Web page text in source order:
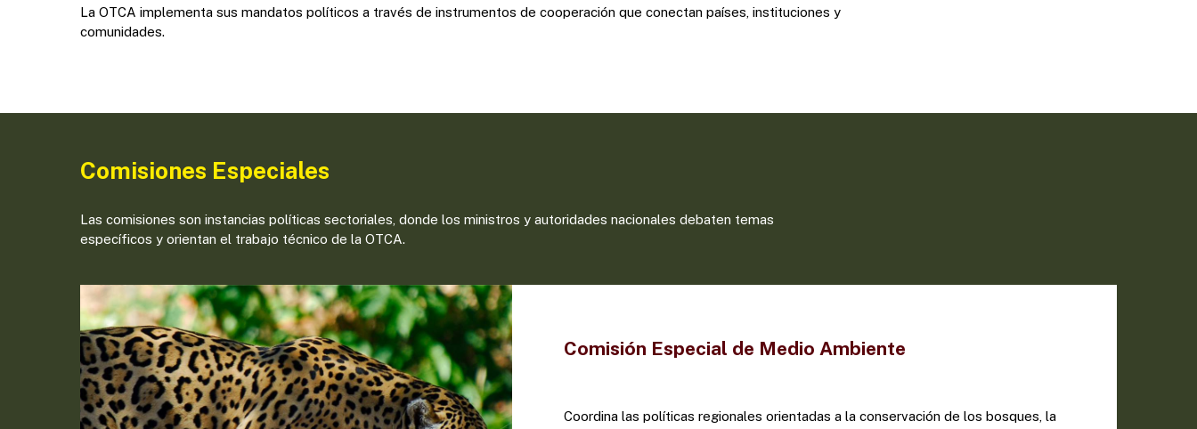
La OTCA implementa sus mandatos políticos a través de instrumentos de cooperación que conectan países, instituciones y
comunidades.
Comisiones Especiales
Las comisiones son instancias políticas sectoriales, donde los ministros y autoridades nacionales debaten temas
específicos y orientan el trabajo técnico de la OTCA.
Comisión Especial de Medio Ambiente
Coordina las políticas regionales orientadas a la conservación de los bosques, la